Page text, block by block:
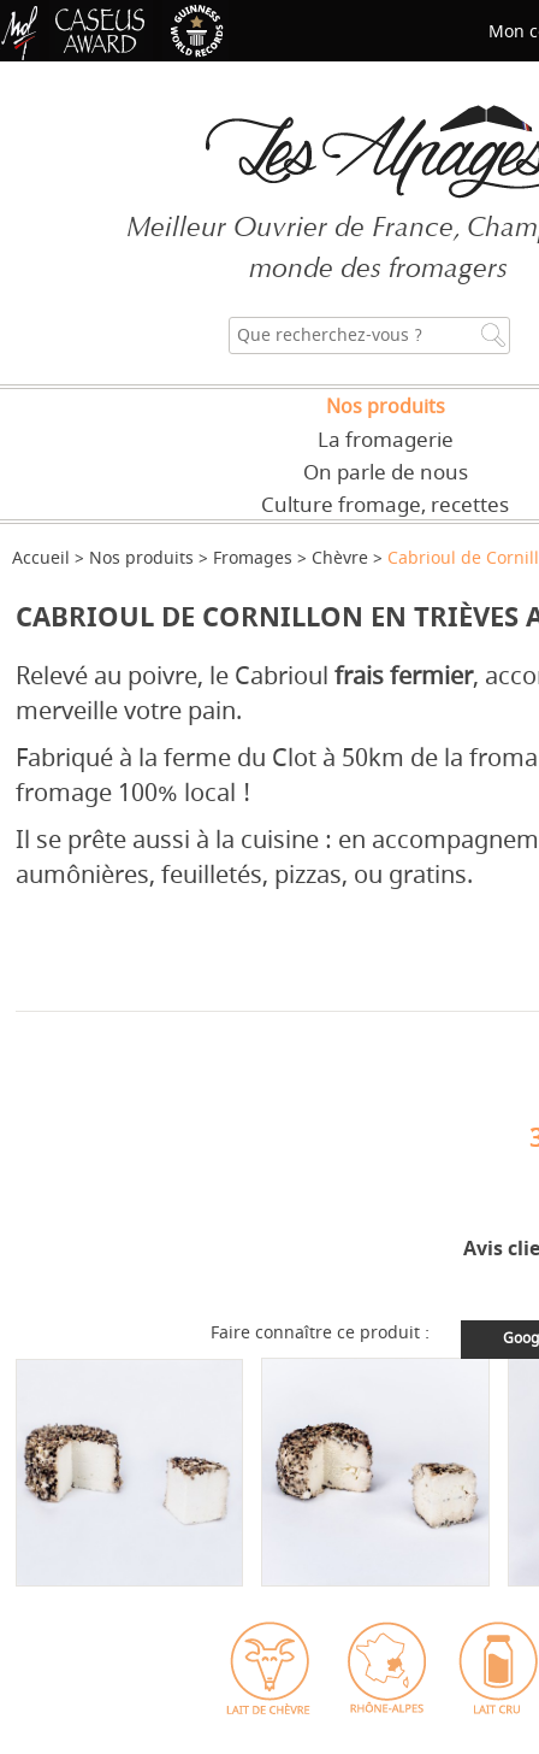
Meilleur Ouvrier de France,
monde des fromagers
Nos produits
La fromagerie
On parle de nous
Culture fromage, recettes
Accueil Nos produits Fromages Chèvre Cabrioul de
CABRIOUL DE CORNILLON EN TRIÈVES
Relevé au poivre, le Cabrioul frais fermier,
merveille votre pain.
Fabriqué à la ferme du Clot à 50km de la
fromage 100% local !
Il se prête aussi à la cuisine : en
aumônières, feuilletés, pizzas, ou gratins.
Avis
Faire connaître ce produit :
Mon
Mot de passe oublié ?
CRÉER UN